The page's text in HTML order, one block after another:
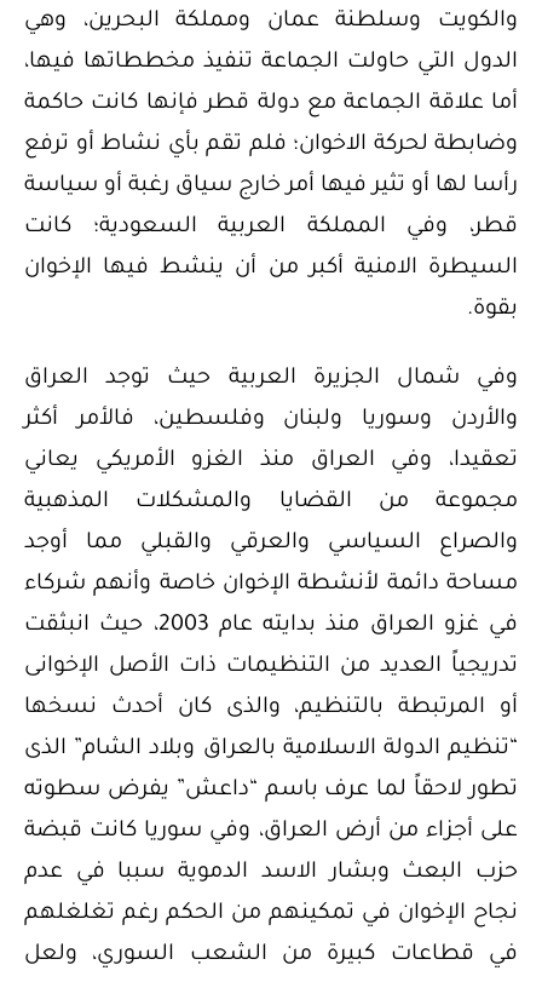
والكويت وسلطنة عمان ومملكة البحرين، وهي
الدول التي حاولت الجماعة تنفيذ مخططاتها فيها،
أما علاقة الجماعة مع دولة قطر فإنها كانت حاكمة
وضابطة لحركة الاخوان؛ فلم تقم بأي نشاط أو ترفع
رأسا لها أو تثير فيها أمر خارج سياق رغبة أو سياسة
قطر، وفي المملكة العربية السعودية؛ كانت
السيطرة الامنية أكبر من أن ينشط فيها الإخوان
بقوة.
وفي شمال الجزيرة العربية حيث توجد العراق
والأردن وسوريا ولبنان وفلسطين، فالأمر أكثر
تعقيدا، وفي العراق منذ الغزو الأمريكي يعاني
مجموعة من القضايا والمشكلات المذهبية
والصراع السياسي والعرقي والقبلي مما أوجد
مساحة دائمة لأنشطة الإخوان خاصة وأنهم شركاء
في غزو العراق منذ بدايته عام 2003، حيث انبثقت
تدريجياً العديد من التنظيمات ذات الأصل الإخوانى
أو المرتبطة بالتنظيم، والذى كان أحدث نسخها
“تنظيم الدولة الاسلامية بالعراق وبلاد الشام” الذى
تطور لاحقاً لما عرف باسم “داعش” يفرض سطوته
على أجزاء من أرض العراق، وفي سوريا كانت قبضة
حزب البعث وبشار الاسد الدموية سببا في عدم
نجاح الإخوان في تمكينهم من الحكم رغم تغلغلهم
في قطاعات كبيرة من الشعب السوري، ولعل